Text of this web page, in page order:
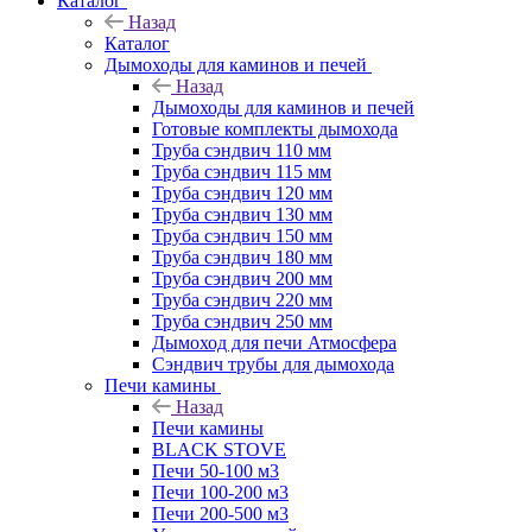
Назад
Каталог
Дымоходы для каминов и печей
Назад
Дымоходы для каминов и печей
Готовые комплекты дымохода
Труба сэндвич 110 мм
Труба сэндвич 115 мм
Труба сэндвич 120 мм
Труба сэндвич 130 мм
Труба сэндвич 150 мм
Труба сэндвич 180 мм
Труба сэндвич 200 мм
Труба сэндвич 220 мм
Труба сэндвич 250 мм
Дымоход для печи Атмосфера
Сэндвич трубы для дымохода
Печи камины
Назад
Печи камины
BLACK STOVE
Печи 50-100 м3
Печи 100-200 м3
Печи 200-500 м3